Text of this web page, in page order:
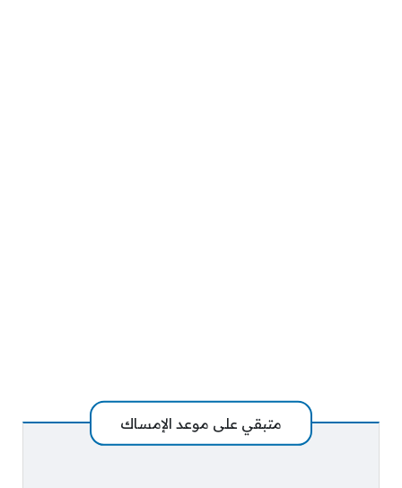
متبقي على موعد الإمساك